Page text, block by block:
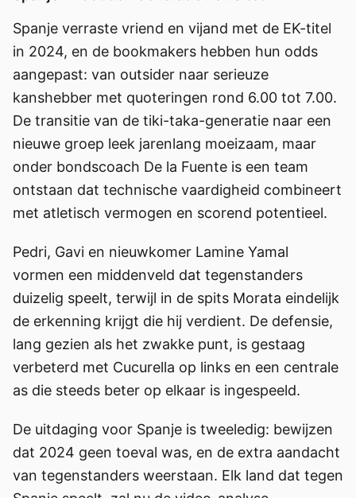
Spanje verraste vriend en vijand met de EK-titel
in 2024, en de bookmakers hebben hun odds
aangepast: van outsider naar serieuze
kanshebber met quoteringen rond 6.00 tot 7.00.
De transitie van de tiki-taka-generatie naar een
nieuwe groep leek jarenlang moeizaam, maar
onder bondscoach De la Fuente is een team
ontstaan dat technische vaardigheid combineert
met atletisch vermogen en scorend potentieel.
Pedri, Gavi en nieuwkomer Lamine Yamal
vormen een middenveld dat tegenstanders
duizelig speelt, terwijl in de spits Morata eindelijk
de erkenning krijgt die hij verdient. De defensie,
lang gezien als het zwakke punt, is gestaag
verbeterd met Cucurella op links en een centrale
as die steeds beter op elkaar is ingespeeld.
De uitdaging voor Spanje is tweeledig: bewijzen
dat 2024 geen toeval was, en de extra aandacht
van tegenstanders weerstaan. Elk land dat tegen